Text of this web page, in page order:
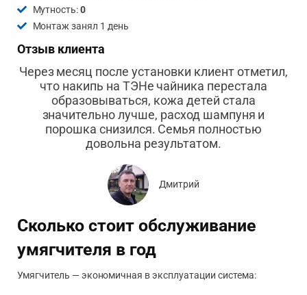
Мутность:0
Монтаж занял 1 день
Отзыв клиента
Через месяц после установки клиент отметил,
что накипь на ТЭНе чайника перестала
образовываться, кожа детей стала
значительно лучше, расход шампуня и
порошка снизился. Семья полностью
довольна результатом.
Дмитрий
Сколько стоит обслуживание
умягчителя в год
Умягчитель — экономичная в эксплуатации система: